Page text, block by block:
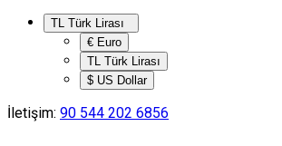
€ Euro
TL Türk Lirası
$ US Dollar
İletişim: 90 544 202 6856